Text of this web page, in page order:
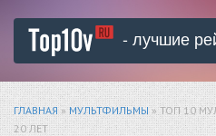
- лучшие
ГЛАВНАЯ »МУЛЬТФИЛЬМЫ» ТОП 10
20 ЛЕТ